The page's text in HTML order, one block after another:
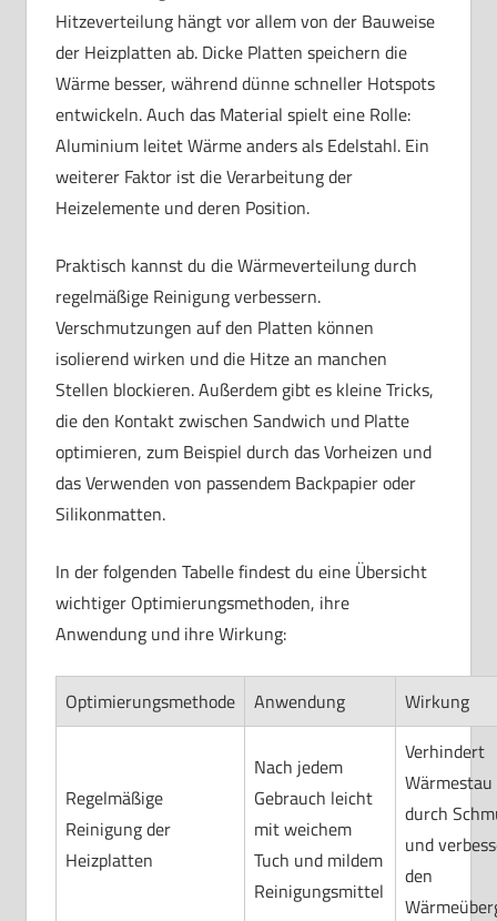
Hitzeverteilung hängt vor allem von der Bauweise
der Heizplatten ab. Dicke Platten speichern die
Wärme besser, während dünne schneller Hotspots
entwickeln. Auch das Material spielt eine Rolle:
Aluminium leitet Wärme anders als Edelstahl. Ein
weiterer Faktor ist die Verarbeitung der
Heizelemente und deren Position.
Praktisch kannst du die Wärmeverteilung durch
regelmäßige Reinigung verbessern.
Verschmutzungen auf den Platten können
isolierend wirken und die Hitze an manchen
Stellen blockieren. Außerdem gibt es kleine Tricks,
die den Kontakt zwischen Sandwich und Platte
optimieren, zum Beispiel durch das Vorheizen und
das Verwenden von passendem Backpapier oder
Silikonmatten.
In der folgenden Tabelle findest du eine Übersicht
wichtiger Optimierungsmethoden, ihre
Anwendung und ihre Wirkung:
Optimierungsmethode Anwendung Wirkung
Regelmäßige
Reinigung der
Heizplatten
Nach jedem
Gebrauch leicht
mit weichem
Tuch und mildem
Reinigungsmittel
Verhindert
Wärmestau
durch
und
den